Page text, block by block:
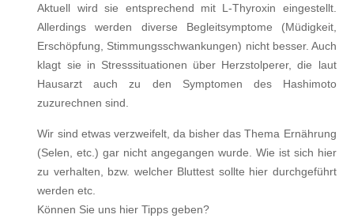
Aktuell wird sie entsprechend mit L-Thyroxin eingestellt.
Allerdings werden diverse Begleitsymptome (Müdigkeit,
Erschöpfung, Stimmungsschwankungen) nicht besser. Auch
klagt sie in Stresssituationen über Herzstolperer, die laut
Hausarzt auch zu den Symptomen des Hashimoto
zuzurechnen sind.
Wir sind etwas verzweifelt, da bisher das Thema Ernährung
(Selen, etc.) gar nicht angegangen wurde. Wie ist sich hier
zu verhalten, bzw. welcher Bluttest sollte hier durchgeführt
werden etc.
Können Sie uns hier Tipps geben?